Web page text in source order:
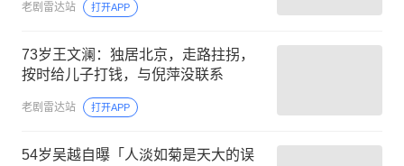
老剧雷达站 打开APP
73岁王文澜：独居北京，走路拄拐，
按时给儿子打钱，与倪萍没联系
老剧雷达站 打开APP
54岁吴越自曝「人淡如菊是天大的误